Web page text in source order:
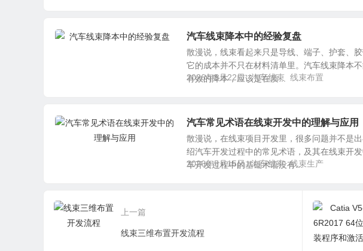
汽车线束降本中的经验复盘
散漫说，线束看起来只是导线、端子、护套、
它的成本并不只在材料清单里。汽车线束降本
有效的降本，应该是在质...
2026年5月22日 汽车线束 线束布置
汽车常见术语在线束开发中的理解与应用
散漫说，在线束项目开发里，很多问题并不是
绍汽车开发过程中的常见术语，及其在线束开
车开发过程中的基础术语没有...
2026年5月15日 汽车线束 线束生产
上一篇
线束三维布置开发流程